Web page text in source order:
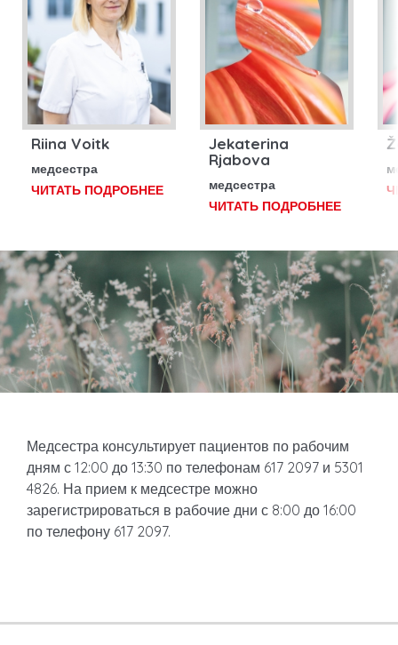
Riina Voitk
медсестра
ЧИТАТЬ ПОДРОБНЕЕ
Jekaterina
Rjabova
медсестра
ЧИТАТЬ ПОДРОБНЕЕ
Медсестра консультирует пациентов по рабочим
дням с 12:00 до 13:30 по телефонам 617 2097 и 5301
4826. На прием к медсестре можно
зарегистрироваться в рабочие дни с 8:00 до 16:00
по телефону 617 2097.